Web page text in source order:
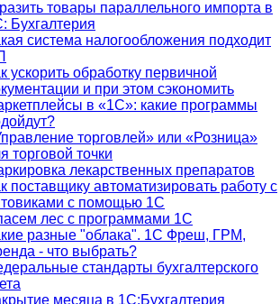
товары параллельного импорта в
Бухгалтерия
система налогообложения подходит
ускорить обработку первичной
и при этом сэкономить
в «1С»: какие программы
торговлей» или «Розница»
торговой точки
лекарственных препаратов
поставщику автоматизировать работу с
с помощью 1С
лес с программами 1С
разные "облака". 1С Фреш, ГРМ,
- что выбрать?
стандарты бухгалтерского
месяца в 1С:Бухгалтерия